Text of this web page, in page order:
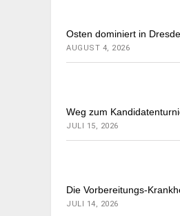
Osten dominiert in
AUGUST 4, 2026
Weg zum
JULI 15, 2026
Die Vorbereitungs-
JULI 14, 2026